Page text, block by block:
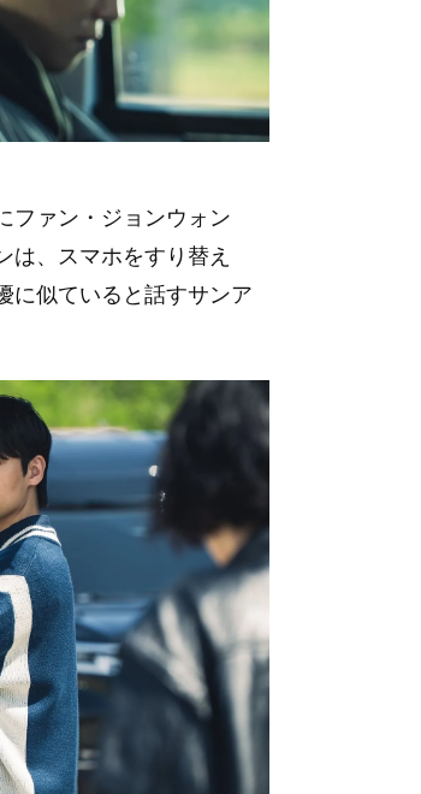
ファン・ジョンウォン
は、スマホをすり替え
に似ていると話すサンア